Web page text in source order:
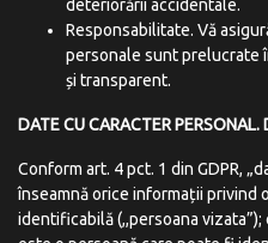
deteriorării accidentale.
Responsabilitate. Vă
personale sunt prelucrate
și transparent.
DATE CU CARACTERPERSONAL.
Conform art. 4 pct. 1 din GDPR,
înseamnă orice informații privind
identificabilă (,,persoana